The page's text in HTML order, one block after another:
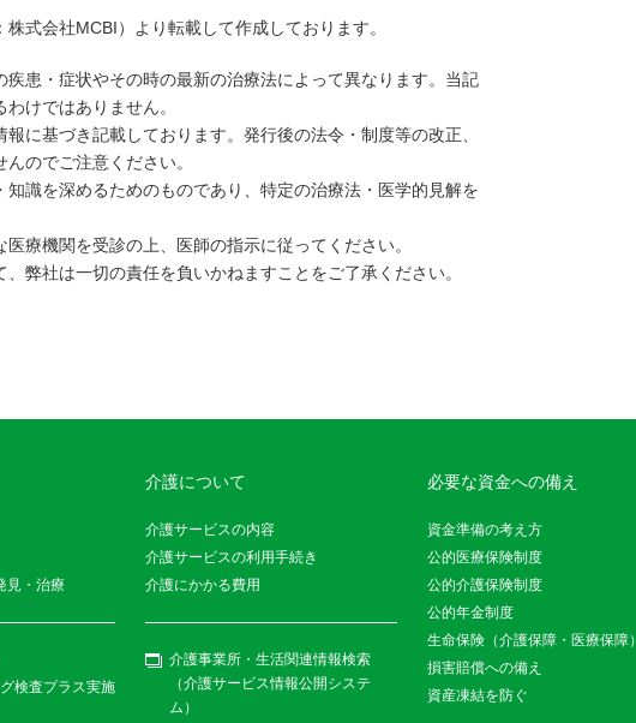
株式会社MCBI）より転載して作成しております。
患・症状やその時の最新の治療法によって異なります。当記
けではありません。
に基づき記載しております。発行後の法令・制度等の改正、
のでご注意ください。
識を深めるためのものであり、特定の治療法・医学的見解を
療機関を受診の上、医師の指示に従ってください。
弊社は一切の責任を負いかねますことをご了承ください。
見・治療
検査プラス実施
介護について
介護サービスの内容
介護サービスの利用手続き
介護にかかる費用
介護事業所・生活関連情報検索
（介護サービス情報公開システ
ム）
必要な資金への備え
資金準備の考え方
公的医療保険制度
公的介護保険制度
公的年金制度
生命保険（介護保障・医療保障）
損害賠償への備え
資産凍結を防ぐ